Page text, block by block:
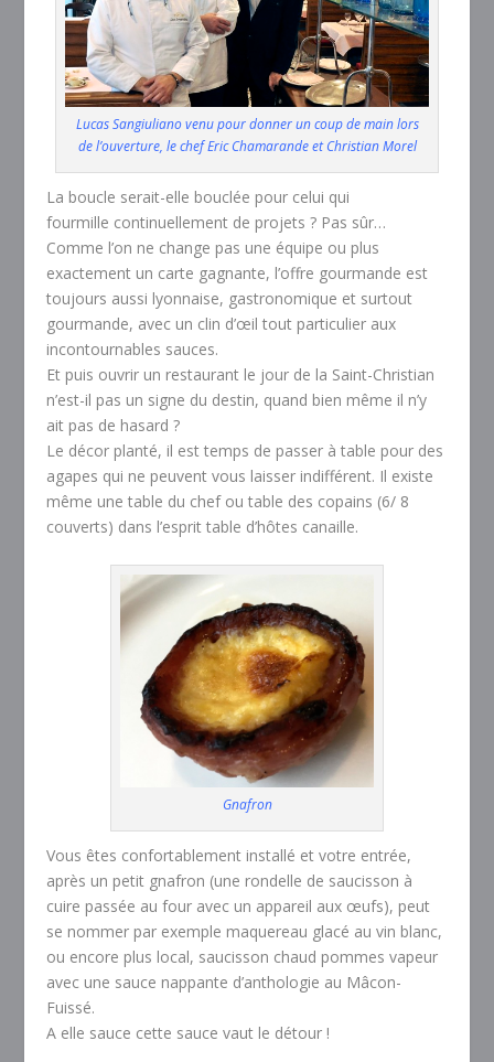
Lucas Sangiuliano venu pour donner un coup de main lors
de l’ouverture, le chef Eric Chamarande et Christian Morel
La boucle serait-elle bouclée pour celui qui
fourmille continuellement de projets ? Pas sûr…
Comme l’on ne change pas une équipe ou plus
exactement un carte gagnante, l’offre gourmande est
toujours aussi lyonnaise, gastronomique et surtout
gourmande, avec un clin d’œil tout particulier aux
incontournables sauces.
Et puis ouvrir un restaurant le jour de la Saint-Christian
n’est-il pas un signe du destin, quand bien même il n’y
ait pas de hasard ?
Le décor planté, il est temps de passer à table pour des
agapes qui ne peuvent vous laisser indifférent. Il existe
même une table du chef ou table des copains (6/ 8
couverts) dans l’esprit table d’hôtes canaille.
Gnafron
Vous êtes confortablement installé et votre entrée,
après un petit gnafron (une rondelle de saucisson à
cuire passée au four avec un appareil aux œufs), peut
se nommer par exemple maquereau glacé au vin blanc,
ou encore plus local, saucisson chaud pommes vapeur
avec une sauce nappante d’anthologie au Mâcon-
Fuissé.
A elle sauce cette sauce vaut le détour !